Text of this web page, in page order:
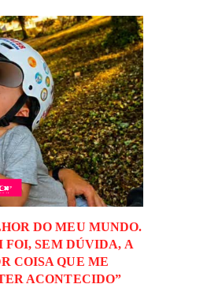
DO MEU MUNDO.
FOI, SEM DÚVIDA, A
COISA QUE ME
ACONTECIDO”